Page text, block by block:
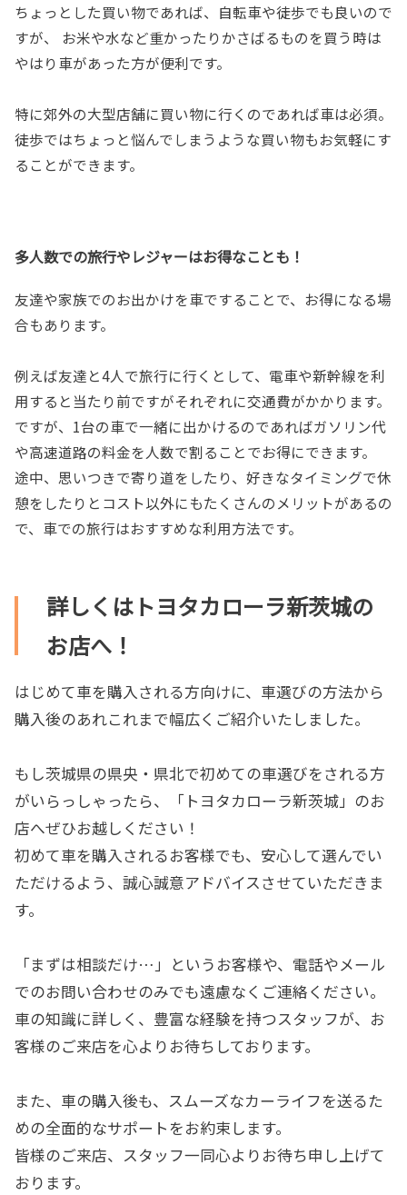
ちょっとした買い物であれば、自転車や徒歩でも良いので
すが、 お米や水など重かったりかさばるものを買う時は
やはり車があった方が便利です。
特に郊外の大型店舗に買い物に行くのであれば車は必須。
徒歩ではちょっと悩んでしまうような買い物もお気軽にす
ることができます。
多人数での旅行やレジャーはお得なことも！
友達や家族でのお出かけを車ですることで、お得になる場
合もあります。
例えば友達と4人で旅行に行くとして、電車や新幹線を利
用すると当たり前ですがそれぞれに交通費がかかります。
ですが、1台の車で一緒に出かけるのであればガソリン代
や高速道路の料金を人数で割ることでお得にできます。
途中、思いつきで寄り道をしたり、好きなタイミングで休
憩をしたりとコスト以外にもたくさんのメリットがあるの
で、車での旅行はおすすめな利用方法です。
詳しくはトヨタカローラ新茨城の
お店へ！
はじめて車を購入される方向けに、車選びの方法から
購入後のあれこれまで幅広くご紹介いたしました。
もし茨城県の県央・県北で初めての車選びをされる方
がいらっしゃったら、「トヨタカローラ新茨城」のお
店へぜひお越しください！
初めて車を購入されるお客様でも、安心して選んでい
ただけるよう、誠心誠意アドバイスさせていただきま
す。
「まずは相談だけ…」というお客様や、電話やメール
でのお問い合わせのみでも遠慮なくご連絡ください。
車の知識に詳しく、豊富な経験を持つスタッフが、お
客様のご来店を心よりお待ちしております。
また、車の購入後も、スムーズなカーライフを送るた
めの全面的なサポートをお約束します。
皆様のご来店、スタッフ一同心よりお待ち申し上げて
おります。